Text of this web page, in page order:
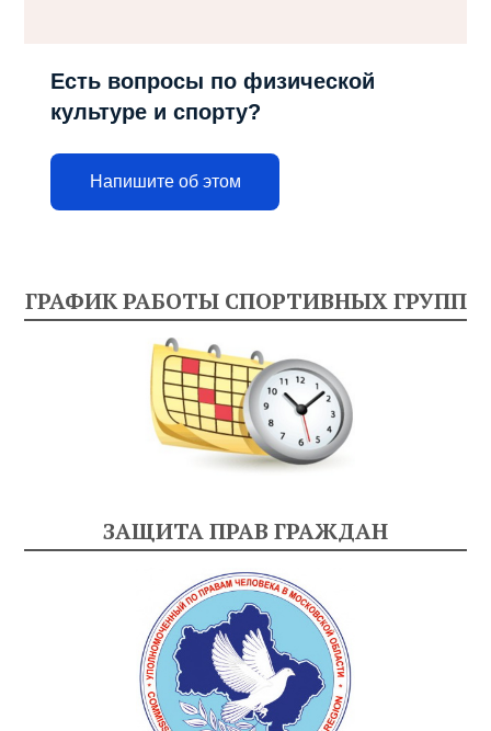
Есть вопросы по физической
культуре и спорту?
Напишите об этом
ГРАФИК РАБОТЫ СПОРТИВНЫХ ГРУПП
ЗАЩИТА ПРАВ ГРАЖДАН